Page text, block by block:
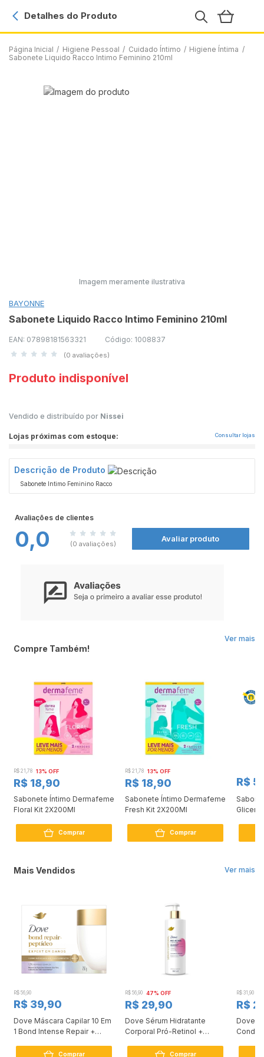
Página Inicial / Higiene Pessoal / Cuidado Íntimo / Higiene Íntima /
Sabonete Liquido Racco Intimo Feminino 210ml
Detalhes do Produto
Imagem meramente ilustrativa
BAYONNE
Sabonete Liquido Racco Intimo Feminino 210ml
EAN: 07898181563321 Código: 1008837
(0 avaliações)
Produto indisponível
Vendido e distribuído por Nissei
Lojas próximas com estoque: Consultar lojas
Descrição de Produto
Sabonete Intimo Feminino Racco
Avaliações de clientes
0,0 (0 avaliações)
Avaliar produto
Ver mais
Compre Também!
R$ 21,78 13% OFF
R$ 18,90
Sabonete Íntimo Dermafeme
Floral Kit 2X200Ml
Comprar
R$ 21,78 13% OFF
R$ 18,90
Sabonete Íntimo Dermafeme
Fresh Kit 2X200Ml
Comprar
R$
Ver mais
Mais Vendidos
R$ 56,90
R$ 39,90
Dove Máscara Capilar 10 Em
1 Bond Intense Repair +
Comprar
R$ 56,90 47% OFF
R$ 29,90
Dove Sérum Hidratante
Corporal Pró-Retinol +
Comprar
R$ 31,90
R$
Dove